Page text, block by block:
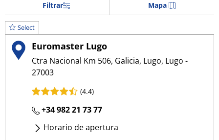
Filtrar Mapa
Select
Euromaster Lugo
Ctra Nacional Km 506, Galicia, Lugo, Lugo -
27003
(4.4)
+34 982 21 73 77
Horario de apertura